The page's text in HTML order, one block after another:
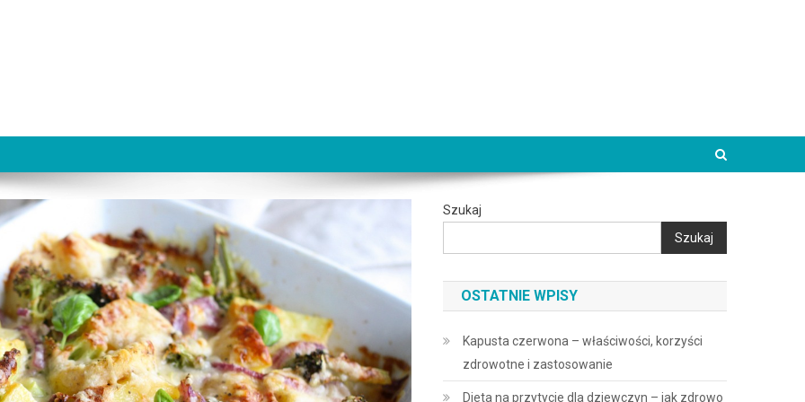
Szukaj
Szukaj
OSTATNIE WPISY
Kapusta czerwona – właściwości, korzyści
zdrowotne i zastosowanie
Dieta na przytycie dla dziewczyn – jak zdrowo